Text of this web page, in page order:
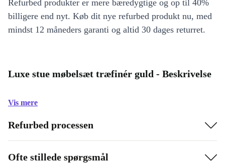
Refurbed produkter er mere bæredygtige og op til 40%
billigere end nyt. Køb dit nye refurbed produkt nu, med
mindst 12 måneders garanti og altid 30 dages returret.
Luxe stue møbelsæt træfinér guld - Beskrivelse
Vis mere
Refurbed processen
Ofte stillede spørgsmål